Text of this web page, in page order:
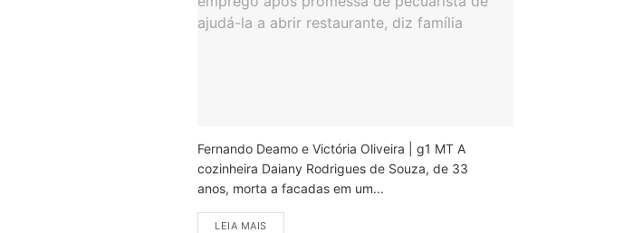
Fernando Deamo e Victória Oliveira | g1 MT A
cozinheira Daiany Rodrigues de Souza, de 33
anos, morta a facadas em um...
LEIA MAIS